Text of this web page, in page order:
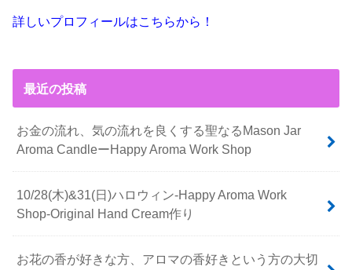
詳しいプロフィールはこちらから！
最近の投稿
お金の流れ、気の流れを良くする聖なるMason Jar
Aroma CandleーHappy Aroma Work Shop
10/28(木)&31(日)ハロウィン-Happy Aroma Work
Shop-Original Hand Cream作り
お花の香が好きな方、アロマの香好きという方の大切